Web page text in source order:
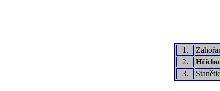
1.
2.
3.